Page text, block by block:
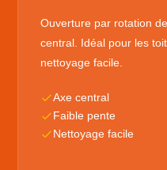
Ouverture par rotation
central. Idéal pour les
nettoyage facile.
Axe central
Faible pente
Nettoyage facile